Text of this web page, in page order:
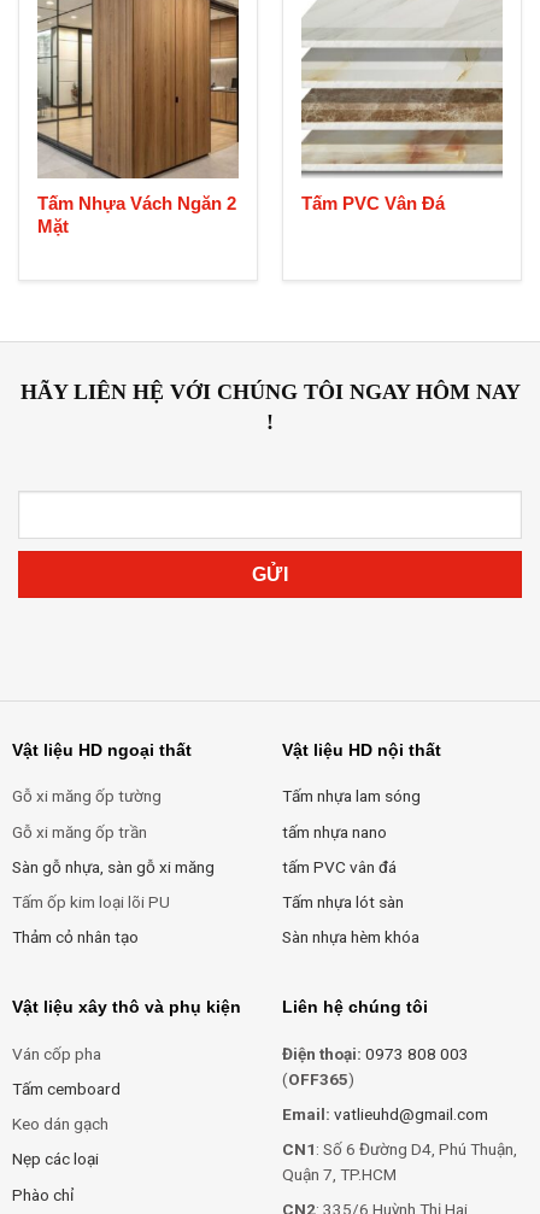
Tấm Nhựa Vách Ngăn 2
Mặt
Tấm PVC Vân Đá
HÃY LIÊN HỆ VỚI CHÚNG TÔI NGAY HÔM NAY
!
Vật liệu HD ngoại thất
Gỗ xi măng ốp tường
Gỗ xi măng ốp trần
Sàn gỗ nhựa, sàn gỗ xi măng
Tấm ốp kim loại lõi PU
Thảm cỏ nhân tạo
Vật liệu HD nội thất
Tấm nhựa lam sóng
tấm nhựa nano
tấm PVC vân đá
Tấm nhựa lót sàn
Sàn nhựa hèm khóa
Vật liệu xây thô và phụ kiện
Ván cốp pha
Tấm cemboard
Keo dán gạch
Nẹp các loại
Phào chỉ
Liên hệ chúng tôi
Điện thoại: 0973 808 003
(OFF365)
Email: vatlieuhd@gmail.com
CN1: Số 6 Đường D4, Phú Thuận,
Quận 7, TP.HCM
CN2: 335/6 Huỳnh Thị Hai,